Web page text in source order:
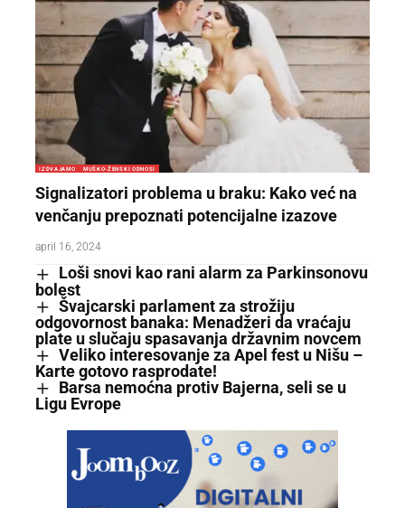
IZDVAJAMO MUŠKO-ŽENSKI ODNOSI
Signalizatori problema u braku: Kako već na
venčanju prepoznati potencijalne izazove
april 16, 2024
Loši snovi kao rani alarm za Parkinsonovu
bolest
Švajcarski parlament za strožiju
odgovornost banaka: Menadžeri da vraćaju
plate u slučaju spasavanja državnim novcem
Veliko interesovanje za Apel fest u Nišu –
Karte gotovo rasprodate!
Barsa nemoćna protiv Bajerna, seli se u
Ligu Evrope